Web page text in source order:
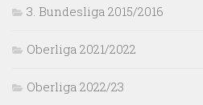
3. Bundesliga 2015/2016
Oberliga 2021/2022
Oberliga 2022/23